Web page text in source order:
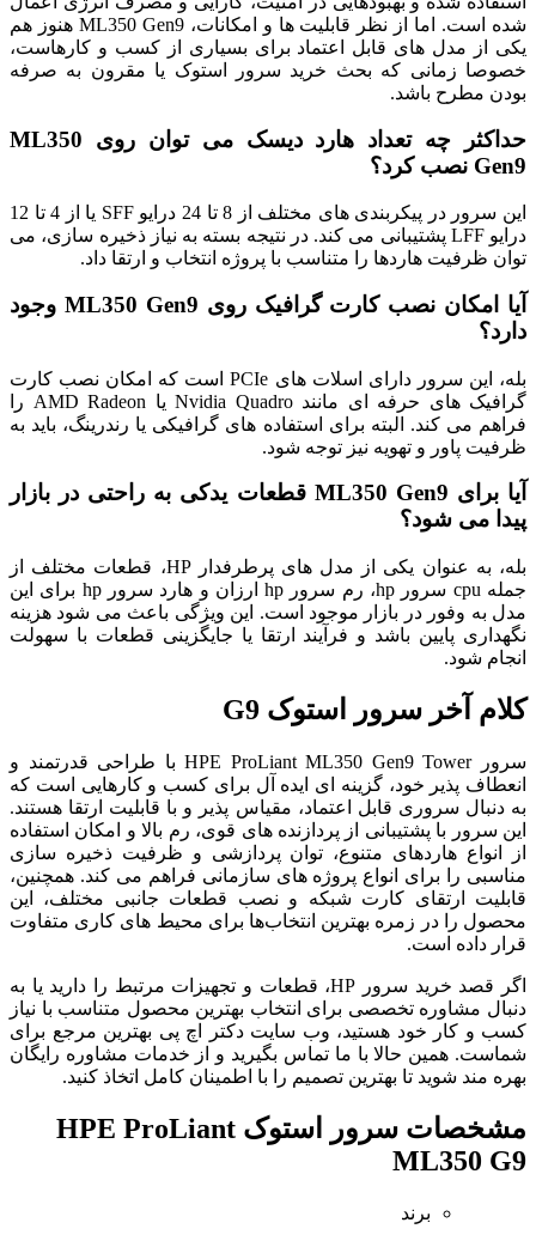
شده است. اما از نظر قابلیت‌ ها و امکانات، ML350 Gen9 هنوز هم
یکی از مدل‌ های قابل اعتماد برای بسیاری از کسب و کارهاست،
خصوصا زمانی که بحث خرید سرور استوک یا مقرون به صرفه
بودن مطرح باشد.
حداکثر چه تعداد هارد دیسک می‌ توان روی ML350
Gen9 نصب کرد؟
این سرور در پیکربندی‌ های مختلف از 8 تا 24 درایو SFF یا از 4 تا 12
درایو LFF پشتیبانی می‌ کند. در نتیجه بسته به نیاز ذخیره سازی، می‌
توان ظرفیت هاردها را متناسب با پروژه انتخاب و ارتقا داد.
آیا امکان نصب کارت گرافیک روی ML350 Gen9 وجود
دارد؟
بله، این سرور دارای اسلات‌ های PCIe است که امکان نصب کارت
گرافیک‌ های حرفه‌ ای مانند Nvidia Quadro یا AMD Radeon را
فراهم می‌ کند. البته برای استفاده‌ های گرافیکی یا رندرینگ، باید به
ظرفیت پاور و تهویه نیز توجه شود.
آیا برای ML350 Gen9 قطعات یدکی به راحتی در بازار
پیدا می‌ شود؟
بله، به عنوان یکی از مدل‌ های پرطرفدار HP، قطعات مختلف از
جمله cpu سرور hp، رم سرور hp ارزان و هارد سرور hp برای این
مدل به وفور در بازار موجود است. این ویژگی باعث می‌ شود هزینه
نگهداری پایین باشد و فرآیند ارتقا یا جایگزینی قطعات با سهولت
انجام شود.
کلام آخر سرور استوک G9
سرور HPE ProLiant ML350 Gen9 Tower با طراحی قدرتمند و
انعطاف‌ پذیر خود، گزینه‌ ای ایده‌ آل برای کسب و کارهایی است که
به دنبال سروری قابل اعتماد، مقیاس‌ پذیر و با قابلیت ارتقا هستند.
این سرور با پشتیبانی از پردازنده‌ های قوی، رم بالا و امکان استفاده
از انواع هاردهای متنوع، توان پردازشی و ظرفیت ذخیره سازی
مناسبی را برای انواع پروژه‌ های سازمانی فراهم می‌ کند. همچنین،
قابلیت ارتقای کارت شبکه و نصب قطعات جانبی مختلف، این
محصول را در زمره بهترین انتخاب‌ها برای محیط‌ های کاری متفاوت
قرار داده است.
اگر قصد خرید سرور HP، قطعات و تجهیزات مرتبط را دارید یا به
دنبال مشاوره تخصصی برای انتخاب بهترین محصول متناسب با نیاز
کسب و کار خود هستید، وب‌ سایت دکتر اچ پی بهترین مرجع برای
شماست. همین حالا با ما تماس بگیرید و از خدمات مشاوره رایگان
بهره‌ مند شوید تا بهترین تصمیم را با اطمینان کامل اتخاذ کنید.
مشخصات
سرور استوک HPE ProLiant
ML350 G9
برند